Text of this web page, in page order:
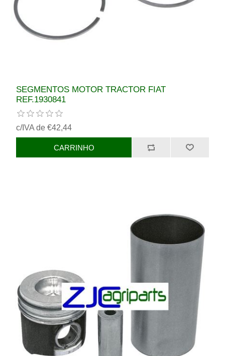
SEGMENTOS MOTOR TRACTOR FIAT
REF.1930841
c/IVA de €42,44